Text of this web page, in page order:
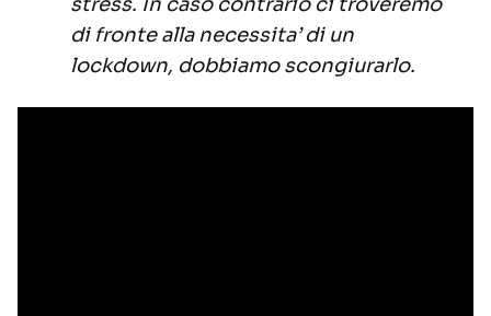
di fronte alla necessita’ di un
lockdown, dobbiamo scongiurarlo.